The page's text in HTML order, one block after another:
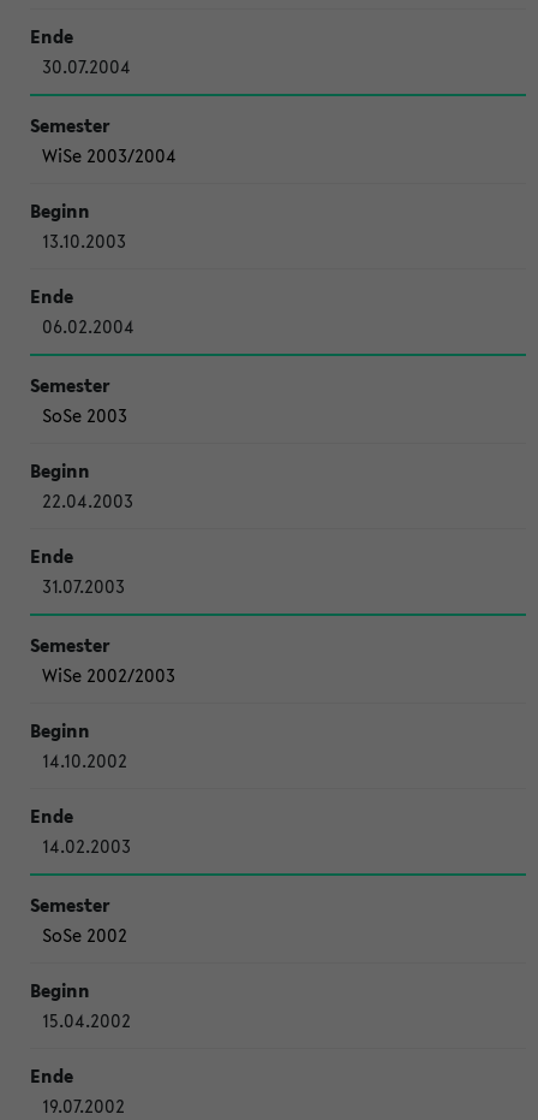
30.07.2004
WiSe 2003/2004
13.10.2003
06.02.2004
SoSe 2003
22.04.2003
31.07.2003
WiSe 2002/2003
14.10.2002
14.02.2003
SoSe 2002
15.04.2002
19.07.2002